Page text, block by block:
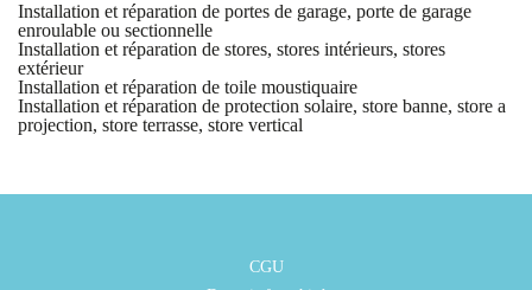
Installation et réparation de portes de garage, porte de garage
enroulable ou sectionnelle
Installation et réparation de stores, stores intérieurs, stores
extérieur
Installation et réparation de toile moustiquaire
Installation et réparation de protection solaire, store banne, store a
projection, store terrasse, store vertical
CGU